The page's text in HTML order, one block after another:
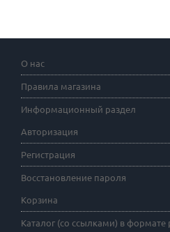
О нас
Правила магазина
Информационный раздел
Авторизация
Регистрация
Восстановление пароля
Корзина
Каталог (со ссылками) в формате